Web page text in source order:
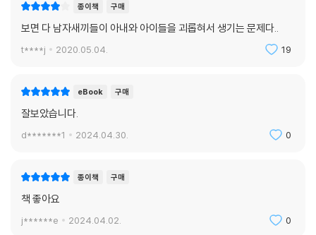
다는 뜻이었다. 그 아이는 하자가 있는 존재도, 결함이 생긴 존재도 아니다.
생물학은 아이가 이른 시기에 안전하고 안정적이고 따뜻한 보살핌을 받는
다면 성인기의 건강한 스트레스 반응 체계가 발달될 수 있다고 말한다
--- p.170
페닐케톤뇨증이 있는 아기들이 유전질환의 외적인 징후를 갖고 태어나는
것이 아니듯, 우리 진료소에 오는 아이들도 ‘나는 유독성 스트레스에 시달
리고 있어요’라고 쓰인 명찰을 달고 오지 않는다. 바로 그렇기 때문에 그냥
선별검사가 아닌 보편적 선별검사여야 한다. 나는 거스리가 세상에 알린
경 손상 증상이 생긴 뒤 찾아올 때까지 기다려서는 안 된다.
--- p.262
지난 몇 십 년 동안의 신경과학 연구 결과로 생애 초기의 부정적 경험이 아
최선의 치료 방법을 동원했지만 아이들의 건강은 제자리걸음이었고, 불행
과 건강 문제의 관계를 점점 뚜렷이 목격하고도 어떻게 해결해야 할지 몰
라 발만 구르는 시간을 보내고 있었던 그에게 ACE 연구 논문은 새로운 길
서 벗어날 실질적인 방법을 찾기로 결심한 것이다.
지속적이고 반복적인 스트레스가 신경계, 면역계, 호르몬계에 영향을 미
행의 관계
트라우마가 몸에 새겨지고 정서적으로나 심리적으로 오랜 시간 영향을 미
종이책 구매
보면 다 남자새끼들이 아내와 아이들을 괴롭혀서 생기는 문제다..
t****j 2020.05.04. 19
eBook 구매
잘보았습니다.
d*******1 2024.04.30. 0
종이책 구매
책 좋아요
j******e 2024.04.02. 0